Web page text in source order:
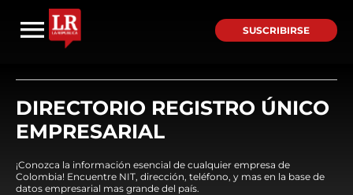
SUSCRIBIRSE
DIRECTORIO REGISTRO ÚNICO
EMPRESARIAL
¡Conozca la información esencial de cualquier empresa de
Colombia! Encuentre NIT, dirección, teléfono, y mas en la base de
datos empresarial mas grande del país.